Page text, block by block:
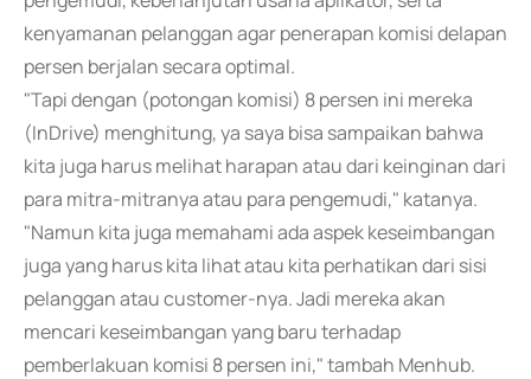
kenyamanan pelanggan agar penerapan komisi delapan
persen berjalan secara optimal.
"Tapi dengan (potongan komisi) 8 persen ini mereka
(InDrive) menghitung, ya saya bisa sampaikan bahwa
kita juga harus melihat harapan atau dari keinginan dari
para mitra-mitranya atau para pengemudi," katanya.
"Namun kita juga memahami ada aspek keseimbangan
juga yang harus kita lihat atau kita perhatikan dari sisi
pelanggan atau customer-nya. Jadi mereka akan
mencari keseimbangan yang baru terhadap
pemberlakuan komisi 8 persen ini," tambah Menhub.